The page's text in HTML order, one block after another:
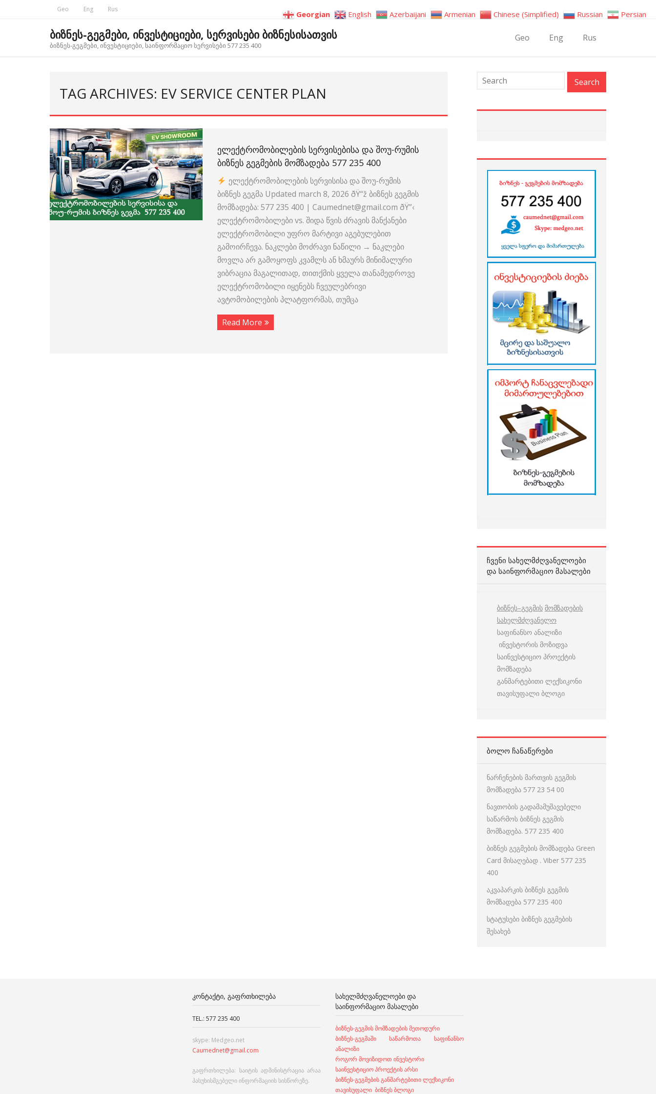
Geo Eng Rus
ბიზნეს-გეგმები, ინვესტიციები, სერვისები ბიზნესისათვის
ბიზნეს-გეგმები, ინვესტიციები, საინფორმაციო სერვისები 577 235 400
Geo Eng Rus
TAG ARCHIVES: EV SERVICE CENTER PLAN
ᲔᲚᲔᲥᲢᲠᲝᲛᲝᲑᲘᲚᲔᲑᲘᲡ ᲡᲔᲠᲕᲘᲡᲔᲑᲘᲡᲐ ᲓᲐ ᲨᲝᲣ-ᲠᲣᲛᲘᲡ
ᲑᲘᲖᲜᲔᲡ ᲒᲔᲒᲛᲔᲑᲘᲡ ᲛᲝᲛᲖᲐᲓᲔᲑᲐ 577 235 400
ელექტრომობილების სერვისისა და შოუ-რუმის
ბიზნეს გეგმა Updated march 8, 2026 ðŸ“ž ბიზნეს გეგმის
მომზადება: 577 235 400 | Caumednet@gmail.com ðŸ”‹
ელექტრომობილები vs. შიდა წვის ძრავის მანქანები
ელექტრომობილი უფრო მარტივი აგებულებით
გამოირჩევა. ნაკლები მოძრავი ნაწილი → ნაკლები
მოვლა არ გამოყოფს კვამლს ან ხმაურს მინიმალური
ვიბრაცია მაგალითად, თითქმის ყველა თანამედროვე
ელექტრომობილი იყენებს ჩვეულებრივი
ავტომობილების პლატფორმას, თუმცა
Read More
ᲩᲕᲔᲜᲘ ᲡᲐᲮᲔᲚᲛᲫᲦᲕᲐᲜᲔᲚᲝᲔᲑᲘ
ᲓᲐ ᲡᲐᲘᲜᲤᲝᲠᲛᲐᲪᲘᲝ ᲛᲐᲡᲐᲚᲔᲑᲘ
ბიზნეს–გეგმის მომზადების
სახელმძღვანელო
საფინანსო ანალიზი
ინვესტორის მოზიდვა
საინვესტიციო პროექტის
მომზადება
განმარტებითი ლექსიკონი
თავისუფალი ბლოგი
ᲑᲝᲚᲝ ᲩᲐᲜᲐᲬᲔᲠᲔᲑᲘ
ნარჩენების მართვის გეგმის
მომზადება 577 23 54 00
ნავთობის გადამამუშავებელი
საწარმოს ბიზნეს გეგმის
მომზადება. 577 235 400
ბიზნეს გეგმების მომზადება Green
Card მისაღებად . Viber 577 235
400
აკვაპარკის ბიზნეს გეგმის
მომზადება 577 235 400
სტატუსები ბიზნეს გეგმების
შესახებ
ᲙᲝᲜᲢᲐᲥᲢᲘ, ᲒᲐᲤᲠᲗᲮᲘᲚᲔᲑᲐ
TEL.: 577 235 400
skype: Medgeo.net
Caumednet@gmail.com
გაფრთხილება: საიტის ადმინისტრაცია არაა
პასუხისმგებელი ინფორმაციის სისწორეზე.
ᲡᲐᲮᲔᲚᲛᲫᲦᲕᲐᲜᲔᲚᲝᲔᲑᲘ ᲓᲐ
ᲡᲐᲘᲜᲤᲝᲠᲛᲐᲪᲘᲝ ᲛᲐᲡᲐᲚᲔᲑᲘ
ბიზნეს-გეგმის მომზადების მეთოდური
ბიზნეს-გეგმაში საწარმოთა საფინანსო
ანალიზი
როგორ მოვიზიდოთ ინვესტორი
საინვესტიციო პროექტის არსი
ბიზნეს-გეგმების განმარტებითი ლექსიკონი
თავისუფალი ბიზნეს ბლოგი
Georgian English Azerbaijani Armenian Chinese (Simplified) Russian Persian